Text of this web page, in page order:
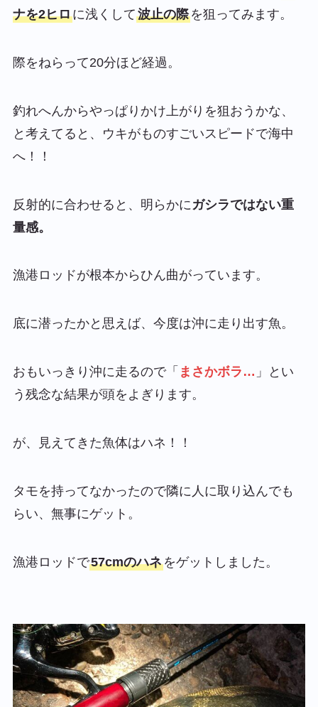
ナを2ヒロに浅くして波止の際を狙ってみます。
際をねらって20分ほど経過。
釣れへんからやっぱりかけ上がりを狙おうかな、
と考えてると、ウキがものすごいスピードで海中
へ！！
反射的に合わせると、明らかに ガシラではない重
量感。
漁港ロッドが根本からひん曲がっています。
底に潜ったかと思えば、今度は沖に走り出す魚。
おもいっきり沖に走るので「 まさかボラ… 」とい
う残念な結果が頭をよぎります。
が、見えてきた魚体はハネ！！
タモを持ってなかったので隣に人に取り込んでも
らい、無事にゲット。
漁港ロッドで57cmのハネをゲットしました。